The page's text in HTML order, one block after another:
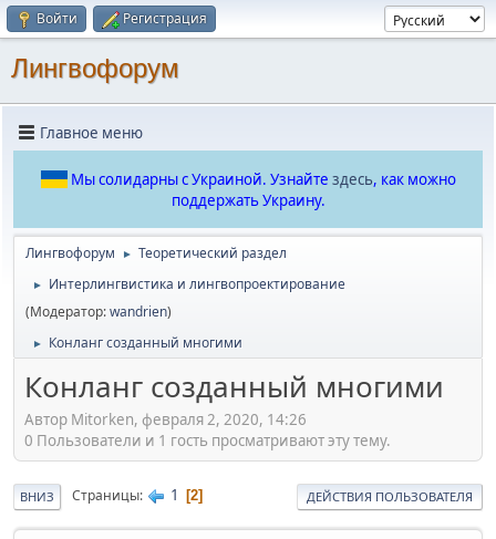
Войти Регистрация
Лингвофорум
Главное меню
Мы солидарны с Украиной. Узнайте здесь, как можно
поддержать Украину.
Лингвофорум ► Теоретический раздел
►
Интерлингвистика и лингвопроектирование
(Модератор:wandrien)
► Конланг созданный многими
Конланг созданный многими
Автор Mitorken, февраля 2, 2020, 14:26
0 Пользователи и 1 гость просматривают эту тему.
ВНИЗ Страницы 1 2 ДЕЙСТВИЯ ПОЛЬЗОВАТЕЛЯ